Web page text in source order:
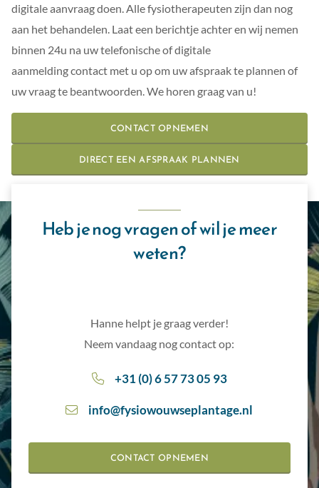
digitale aanvraag doen. Alle fysiotherapeuten zijn dan nog
aan het behandelen. Laat een berichtje achter en wij nemen
binnen 24u na uw telefonische of digitale
aanmelding contact met u op om uw afspraak te plannen of
uw vraag te beantwoorden. We horen graag van u!
CONTACT OPNEMEN
DIRECT EEN AFSPRAAK PLANNEN
Heb je nog vragen of wil je meer
weten?
Hanne helpt je graag verder!
Neem vandaag nog contact op:
+31 (0) 6 57 73 05 93
info@fysiowouwseplantage.nl
CONTACT OPNEMEN